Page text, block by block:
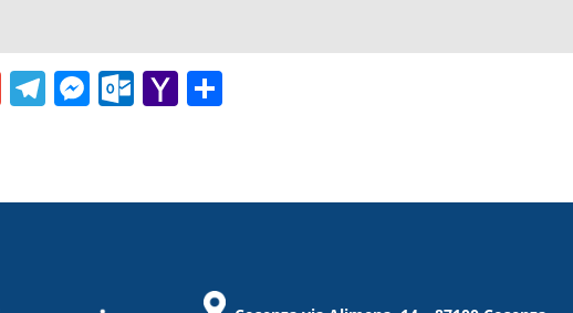
G
l
T
gr
M
e
er
O
o
Y
o
ai
di